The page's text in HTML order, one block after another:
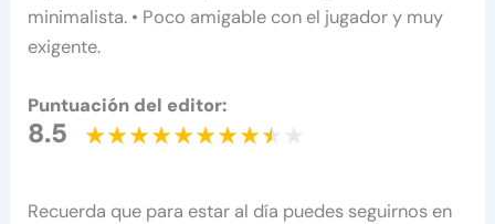
minimalista. • Poco amigable con el jugador y muy
exigente.
Puntuación del editor:
8.5
Recuerda que para estar al día puedes seguirnos en